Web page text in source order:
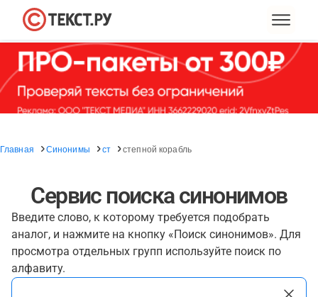
Главная Синонимы ст степной корабль
Сервис поиска синонимов
Введите слово, к которому требуется подобрать
аналог, и нажмите на кнопку «Поиск синонимов». Для
просмотра отдельных групп используйте поиск по
алфавиту.